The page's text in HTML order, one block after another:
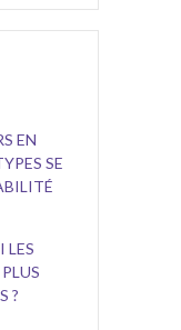
EN
SE
LES
?